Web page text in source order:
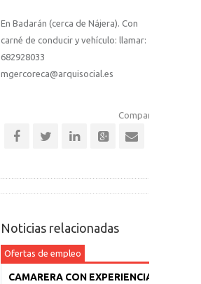
En Badarán (cerca de Nájera). Con
carné de conducir y vehículo: llamar:
682928033
mgercoreca@arquisocial.es
Comparte esta
Noticias relacionadas
Ofertas de empleo
CAMARERA CON EXPERIENCIA